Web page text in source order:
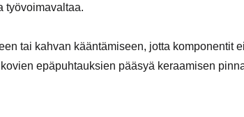
työvoimavaltaa.
tai kahvan kääntämiseen, jotta komponentit
epäpuhtauksien pääsyä keraamisen